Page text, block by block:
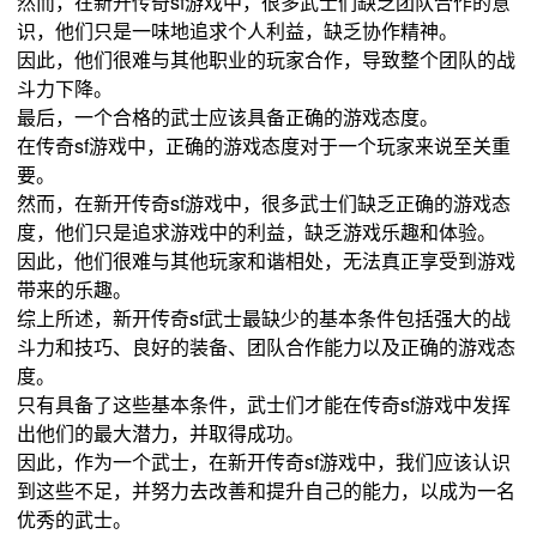
识，他们只是一味地追求个人利益，缺乏协作精神。
因此，他们很难与其他职业的玩家合作，导致整个团队的战
斗力下降。
最后，一个合格的武士应该具备正确的游戏态度。
在传奇sf游戏中，正确的游戏态度对于一个玩家来说至关重
要。
然而，在新开传奇sf游戏中，很多武士们缺乏正确的游戏态
度，他们只是追求游戏中的利益，缺乏游戏乐趣和体验。
因此，他们很难与其他玩家和谐相处，无法真正享受到游戏
带来的乐趣。
综上所述，新开传奇sf武士最缺少的基本条件包括强大的战
斗力和技巧、良好的装备、团队合作能力以及正确的游戏态
度。
只有具备了这些基本条件，武士们才能在传奇sf游戏中发挥
出他们的最大潜力，并取得成功。
因此，作为一个武士，在新开传奇sf游戏中，我们应该认识
到这些不足，并努力去改善和提升自己的能力，以成为一名
优秀的武士。